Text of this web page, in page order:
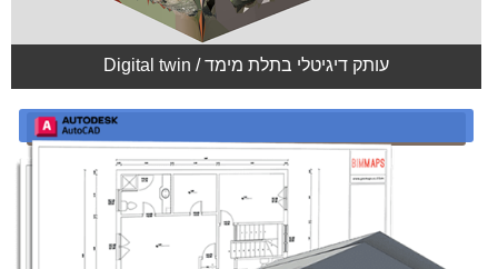
עותק דיגיטלי בתלת מימד / Digital twin